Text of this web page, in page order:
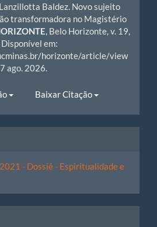
Baldez. Novo sujeito
transformadora no Magistério
, Belo Horizonte, v. 19,
em:
horizonte/article/view
ago. 2026.
Baixar Citação
- Dossiê - Espiritualidade e